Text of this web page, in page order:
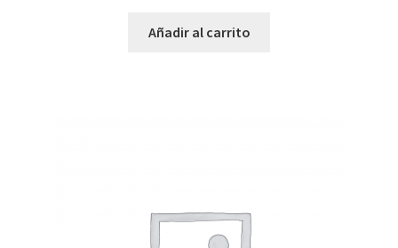
Añadir al carrito